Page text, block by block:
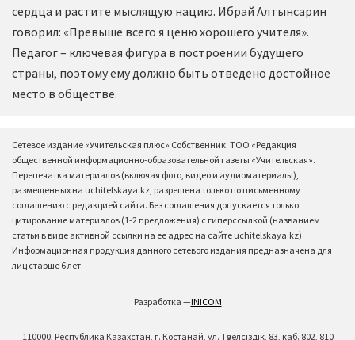
сердца и растите мыслящую нацию. Ибрай Алтынсарин
говорил: «Превыше всего я ценю хорошего учителя».
Педагог – ключевая фигура в построении будущего
страны, поэтому ему должно быть отведено достойное
место в обществе.
Сетевое издание «Учительская плюс» Собственник: ТОО «Редакция
общественной информационно-образовательной газеты «Учительская».
Перепечатка материалов (включая фото, видео и аудиоматериалы),
размещенных на uchitelskaya.kz, разрешена только по письменному
соглашению с редакцией сайта. Без соглашения допускается только
цитирование материалов (1-2 предложения) с гиперссылкой (названием
статьи в виде активной ссылки на ее адрес на сайте uchitelskaya.kz).
Информационная продукция данного сетевого издания предназначена для
лиц старше 6 лет.
Разработка —INICOM
110000, Республика Казахстан, г. Костанай, ул. Тәуелсіздік, 83, каб. 802, 810